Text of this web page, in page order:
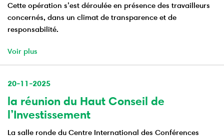
Cette opération s’est déroulée en présence des travailleurs
concernés, dans un climat de transparence et de
responsabilité.
Voir plus
20-11-2025
la réunion du Haut Conseil de
l’Investissement
La salle ronde du Centre International des Conférences